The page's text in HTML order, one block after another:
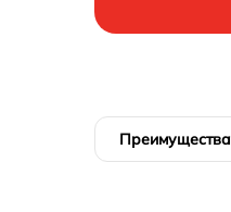
Преимущества